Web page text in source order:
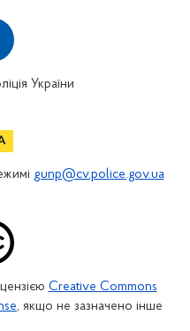
України
gunp@cv.police.gov.ua
Creative Commons
, якщо не зазначено інше